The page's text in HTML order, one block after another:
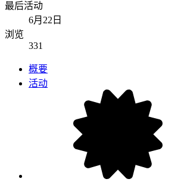
最后活动
6月22日
浏览
331
概要
活动